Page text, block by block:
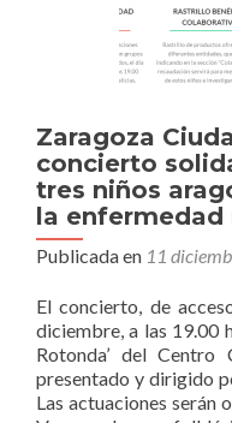
Zaragoza
concierto
tres niños
la enfermedad
Publicada en 11
El concierto, de
diciembre, a las 19.00
Rotonda’ del
presentado y dirigido
Las actuaciones serán